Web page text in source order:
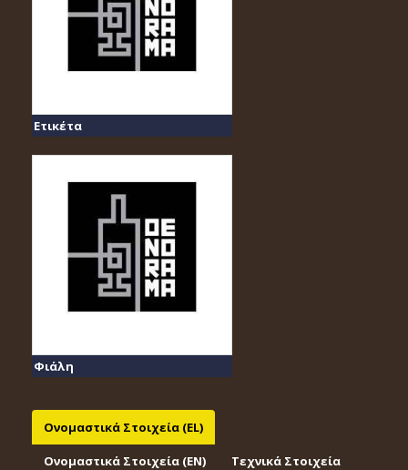
Ετικέτα
Φιάλη
Ονομαστικά Στοιχεία (EL)
Ονομαστικά Στοιχεία (EΝ) Τεχνικά Στοιχεία